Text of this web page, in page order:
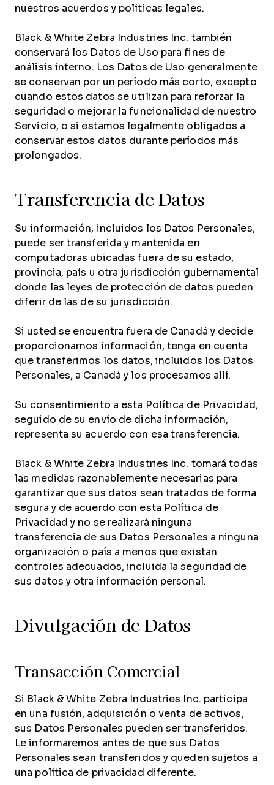
nuestros acuerdos y políticas legales.
Black & White Zebra Industries Inc. también
conservará los Datos de Uso para fines de
análisis interno. Los Datos de Uso generalmente
se conservan por un período más corto, excepto
cuando estos datos se utilizan para reforzar la
seguridad o mejorar la funcionalidad de nuestro
Servicio, o si estamos legalmente obligados a
conservar estos datos durante períodos más
prolongados.
Transferencia de Datos
Su información, incluidos los Datos Personales,
puede ser transferida y mantenida en
computadoras ubicadas fuera de su estado,
provincia, país u otra jurisdicción gubernamental
donde las leyes de protección de datos pueden
diferir de las de su jurisdicción.
Si usted se encuentra fuera de Canadá y decide
proporcionarnos información, tenga en cuenta
que transferimos los datos, incluidos los Datos
Personales, a Canadá y los procesamos allí.
Su consentimiento a esta Política de Privacidad,
seguido de su envío de dicha información,
representa su acuerdo con esa transferencia.
Black & White Zebra Industries Inc. tomará todas
las medidas razonablemente necesarias para
garantizar que sus datos sean tratados de forma
segura y de acuerdo con esta Política de
Privacidad y no se realizará ninguna
transferencia de sus Datos Personales a ninguna
organización o país a menos que existan
controles adecuados, incluida la seguridad de
sus datos y otra información personal.
Divulgación de Datos
Transacción Comercial
Si Black & White Zebra Industries Inc. participa
en una fusión, adquisición o venta de activos,
sus Datos Personales pueden ser transferidos.
Le informaremos antes de que sus Datos
Personales sean transferidos y queden sujetos a
una política de privacidad diferente.